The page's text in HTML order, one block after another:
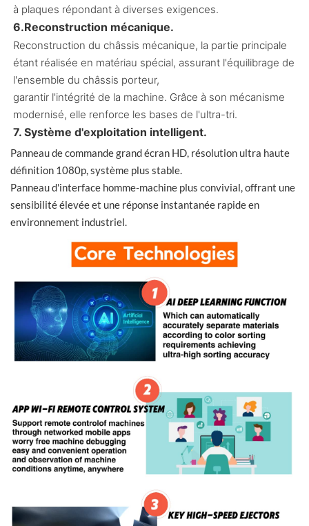
à plaques répondant à diverses exigences.
6.Reconstruction mécanique.
Reconstruction du châssis mécanique, la partie principale
étant réalisée en matériau spécial, assurant l'équilibrage de
l'ensemble du châssis porteur,
garantir l'intégrité de la machine. Grâce à son mécanisme
modernisé, elle renforce les bases de l'ultra-tri.
7. Système d'exploitation intelligent.
Panneau de commande grand écran HD, résolution ultra haute
définition 1080p, système plus stable.
Panneau d'interface homme-machine plus convivial, offrant une
sensibilité élevée et une réponse instantanée rapide en
environnement industriel.